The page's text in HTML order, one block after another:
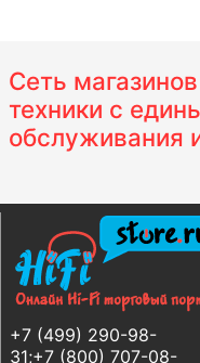
Сеть
техники с
обслуживания
+7 (499) 290-98-
31;+7 (800) 707-08-